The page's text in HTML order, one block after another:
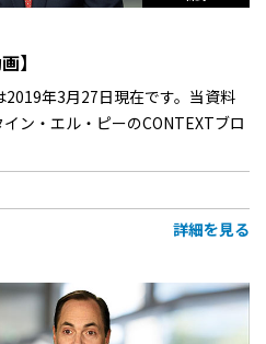
】
年3月27日現在です。当資料
ン・エル・ピーのCONTEXTブロ
詳細を見る